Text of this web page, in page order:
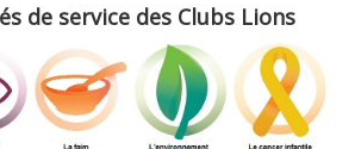
de service des Clubs Lions